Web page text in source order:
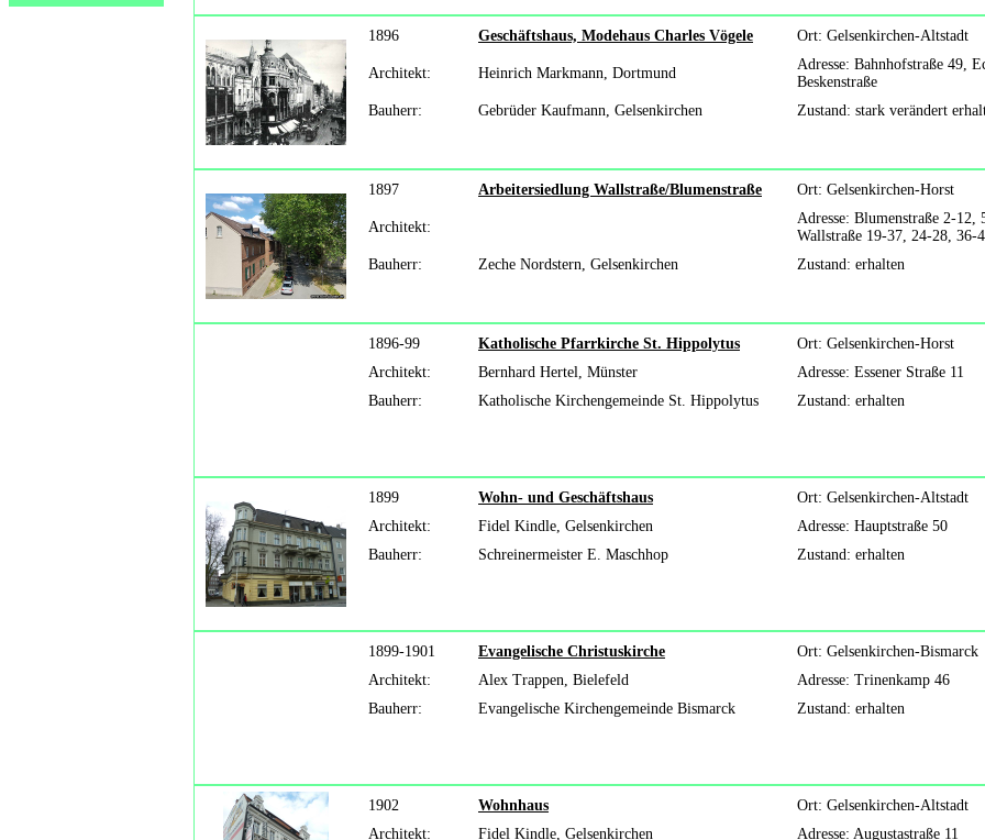
1896 Geschäftshaus, Modehaus Charles Vögele Ort: Gelsenkirchen-Altstadt
Architekt: Heinrich Markmann, Dortmund
Adresse: Bahnhofstraße 49,
Beskenstraße
Bauherr:
Gebrüder Kaufmann, Gelsenkirchen Zustand: stark verändert
1897 Arbeitersiedlung Wallstraße/Blumenstraße Ort: Gelsenkirchen-Horst
Architekt:
Adresse: Blumenstraße 2-12,
Wallstraße 19-37, 24-28, 36-
Bauherr:
Zeche Nordstern, Gelsenkirchen Zustand: erhalten
1896-99 Katholische Pfarrkirche St. Hippolytus
Ort: Gelsenkirchen-Horst
Architekt:
Bernhard Hertel, Münster
Adresse: Essener Straße 11
Bauherr:
Katholische Kirchengemeinde St. Hippolytus Zustand: erhalten
1899 Wohn- und Geschäftshaus
Ort: Gelsenkirchen-Altstadt
Architekt:
Fidel Kindle, Gelsenkirchen
Adresse: Hauptstraße 50
Bauherr:
Schreinermeister E. Maschhop Zustand: erhalten
1899-1901 Evangelische Christuskirche
Ort: Gelsenkirchen-Bismarck
Architekt:
Alex Trappen, Bielefeld
Adresse: Trinenkamp 46
Bauherr:
Evangelische Kirchengemeinde Bismarck Zustand: erhalten
1902 Wohnhaus
Ort: Gelsenkirchen-Altstadt
Architekt:
Fidel Kindle, Gelsenkirchen
Adresse: Augustastraße 11